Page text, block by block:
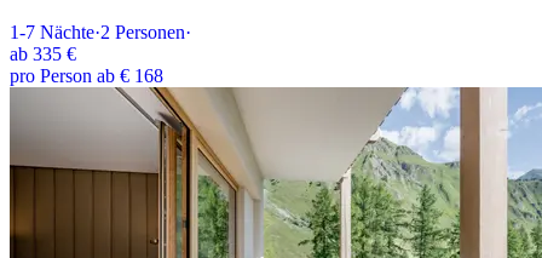
1-7 Nächte·2 Personen·
ab 335 €
pro Person ab € 168